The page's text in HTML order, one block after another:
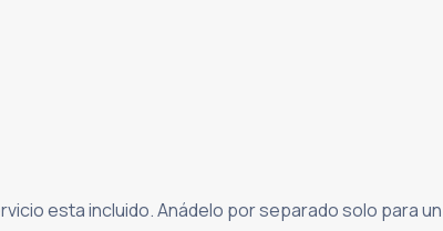
esta incluido. Anádelo por separado solo para